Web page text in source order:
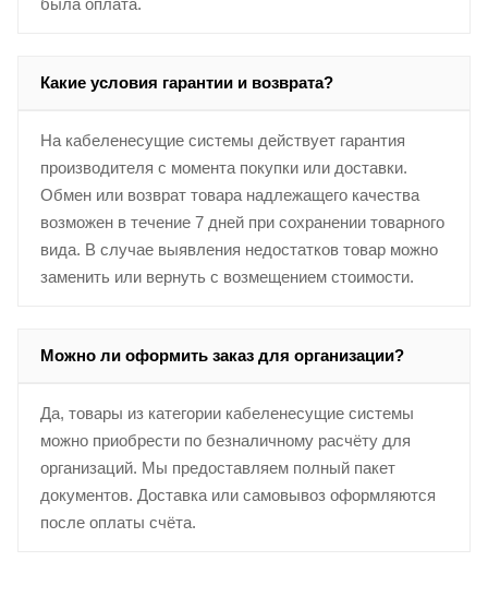
была оплата.
Какие условия гарантии и возврата?
На кабеленесущие системы действует гарантия
производителя с момента покупки или доставки.
Обмен или возврат товара надлежащего качества
возможен в течение 7 дней при сохранении товарного
вида. В случае выявления недостатков товар можно
заменить или вернуть с возмещением стоимости.
Можно ли оформить заказ для организации?
Да, товары из категории кабеленесущие системы
можно приобрести по безналичному расчёту для
организаций. Мы предоставляем полный пакет
документов. Доставка или самовывоз оформляются
после оплаты счёта.